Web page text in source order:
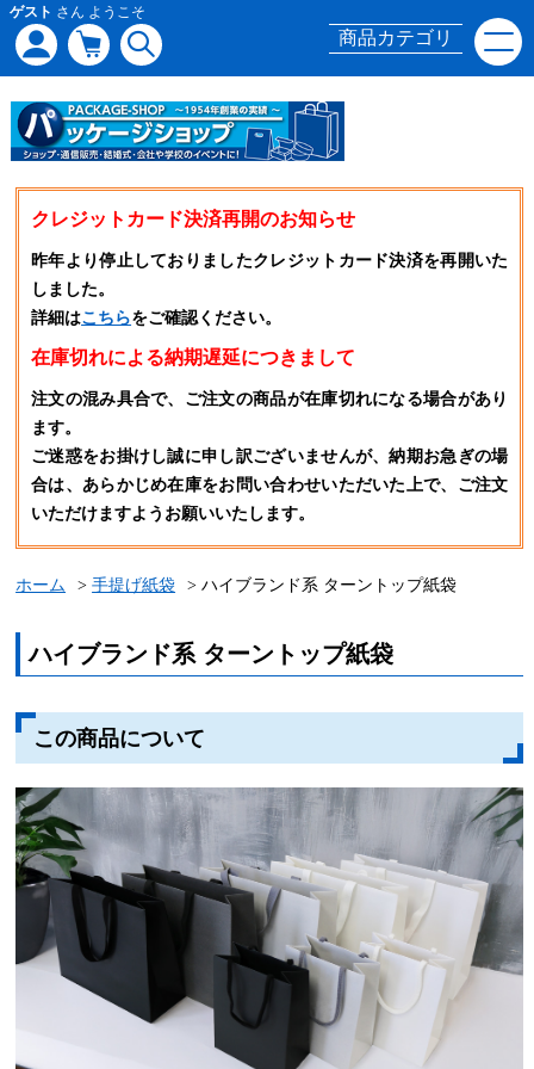
ゲスト さん ようこそ
商品カテゴリ
クレジットカード決済再開のお知らせ
昨年より停止しておりましたクレジットカード決済を再開いた
しました。
詳細はこちらをご確認ください。
在庫切れによる納期遅延につきまして
注文の混み具合で、ご注文の商品が在庫切れになる場合があり
ます。
ご迷惑をお掛けし誠に申し訳ございませんが、納期お急ぎの場
合は、あらかじめ在庫をお問い合わせいただいた上で、ご注文
いただけますようお願いいたします。
ホーム 手提げ紙袋 ハイブランド系 ターントップ紙袋
ハイブランド系 ターントップ紙袋
この商品について